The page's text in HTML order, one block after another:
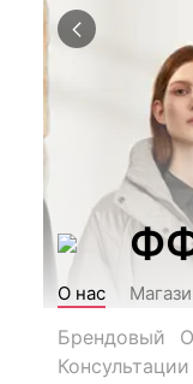
О нас
Брендовый
Консультации